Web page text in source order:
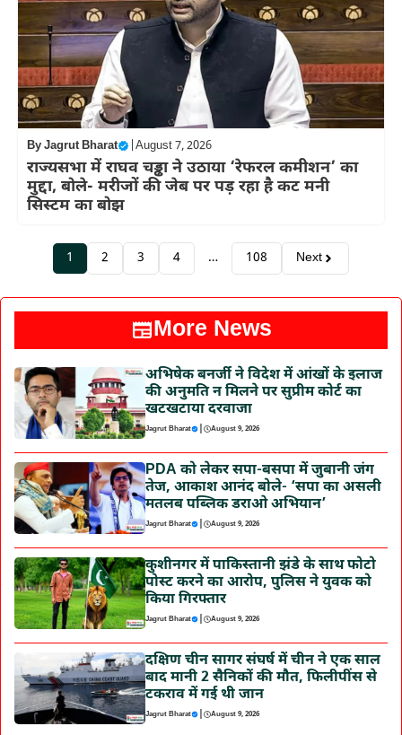
ByJagrut Bharat August 7, 2026
राज्यसभा में राघव चड्ढा ने उठाया ‘रेफरल कमीशन’ का
मुद्दा, बोले- मरीजों की जेब पर पड़ रहा है कट मनी
सिस्टम का बोझ
1 2 3 4 … 108 Next
More News
अभिषेक बनर्जी ने विदेश में आंखों के इलाज
की अनुमति न मिलने पर सुप्रीम कोर्ट का
खटखटाया दरवाजा
Jagrut Bharat | August 9, 2026
PDA को लेकर सपा-बसपा में जुबानी जंग
तेज, आकाश आनंद बोले- ‘सपा का असली
मतलब पब्लिक डराओ अभियान’
Jagrut Bharat | August 9, 2026
कुशीनगर में पाकिस्तानी झंडे के साथ फोटो
पोस्ट करने का आरोप, पुलिस ने युवक को
किया गिरफ्तार
Jagrut Bharat | August 9, 2026
दक्षिण चीन सागर संघर्ष में चीन ने एक साल
बाद मानी 2 सैनिकों की मौत, फिलीपींस से
टकराव में गई थी जान
Jagrut Bharat | August 9, 2026